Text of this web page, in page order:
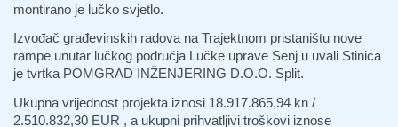
montirano je lučko svjetlo.
Izvođač građevinskih radova na Trajektnom pristaništu nove
rampe unutar lučkog područja Lučke uprave Senj u uvali Stinica
je tvrtka POMGRAD INŽENJERING D.O.O. Split.
Ukupna vrijednost projekta iznosi 18.917.865,94 kn /
2.510.832,30 EUR , a ukupni prihvatljivi troškovi iznose